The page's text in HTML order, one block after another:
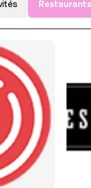
Restaurants